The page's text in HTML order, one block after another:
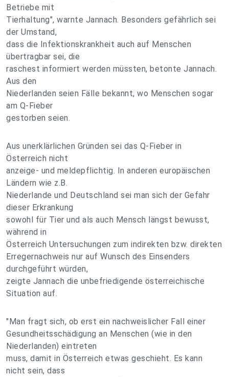
Betriebe mit
Tierhaltung", warnte Jannach. Besonders gefährlich sei
der Umstand,
dass die Infektionskrankheit auch auf Menschen
übertragbar sei, die
raschest informiert werden müssten, betonte Jannach.
Aus den
Niederlanden seien Fälle bekannt, wo Menschen sogar
am Q-Fieber
gestorben seien.
Aus unerklärlichen Gründen sei das Q-Fieber in
Österreich nicht
anzeige- und meldepflichtig. In anderen europäischen
Ländern wie z.B.
Niederlande und Deutschland sei man sich der Gefahr
dieser Erkrankung
sowohl für Tier und als auch Mensch längst bewusst,
während in
Österreich Untersuchungen zum indirekten bzw. direkten
Erregernachweis nur auf Wunsch des Einsenders
durchgeführt würden,
zeigte Jannach die unbefriedigende österreichische
Situation auf.
"Man fragt sich, ob erst ein nachweislicher Fall einer
Gesundheitsschädigung an Menschen (wie in den
Niederlanden) eintreten
muss, damit in Österreich etwas geschieht. Es kann
nicht sein, dass